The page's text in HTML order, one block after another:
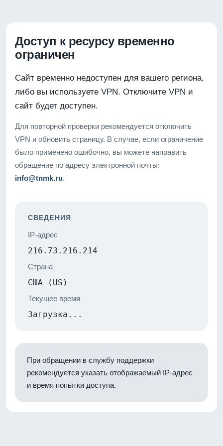
Доступ к ресурсу временно
ограничен
Сайт временно недоступен для вашего региона,
либо вы используете VPN. Отключите VPN и
сайт будет доступен.
Для повторной проверки рекомендуется отключить
VPN и обновить страницу. В случае, если ограничение
было применено ошибочно, вы можете направить
обращение по адресу электронной почты:
info@tnmk.ru.
СВЕДЕНИЯ
IP-адрес
216.73.216.214
Страна
США (US)
Текущее время
Загрузка...
При обращении в службу поддержки
рекомендуется указать отображаемый IP-адрес
и время попытки доступа.